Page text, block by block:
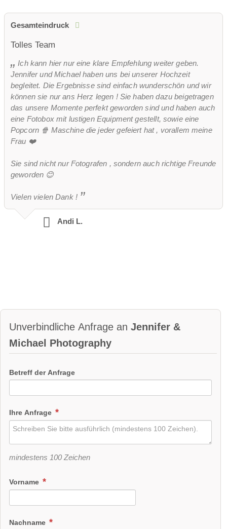
Gesamteindruck
Tolles Team
Ich kann hier nur eine klare Empfehlung weiter geben.
Jennifer und Michael haben uns bei unserer Hochzeit
begleitet. Die Ergebnisse sind einfach wunderschön und wir
können sie nur ans Herz legen ! Sie haben dazu beigetragen
das unsere Momente perfekt geworden sind und haben auch
eine Fotobox mit lustigen Equipment gestellt, sowie eine
Popcorn 🍿 Maschine die jeder gefeiert hat , vorallem meine
Frau ❤️
Sie sind nicht nur Fotografen , sondern auch richtige Freunde
geworden 😊
Vielen vielen Dank !
Andi L.
Unverbindliche Anfrage an Jennifer &
Michael Photography
Betreff der Anfrage
Ihre Anfrage
mindestens 100 Zeichen
Vorname
Nachname